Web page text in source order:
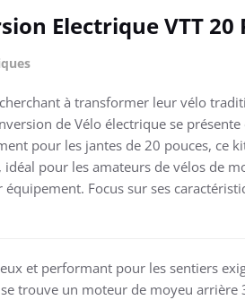
Electrique VTT
à transformer leur vélo
de Vélo électrique se
pour les jantes de 20 pouces, ce
pour les amateurs de vélos de
Focus sur ses
et performant pour les sentiers
trouve un moteur de moyeu arrière